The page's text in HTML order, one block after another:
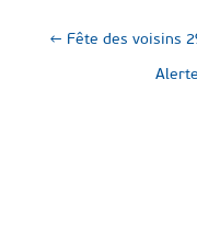
← Fête des voisins